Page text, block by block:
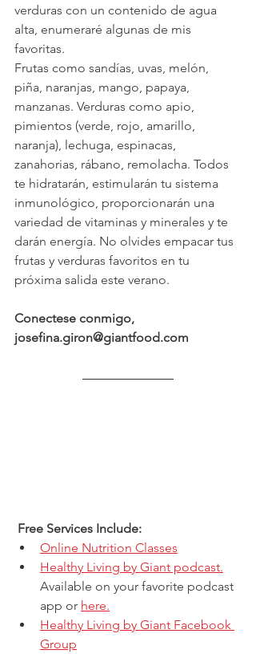
verduras con un contenido de agua
alta, enumeraré algunas de mis
favoritas.
Frutas como sandías, uvas, melón,
piña, naranjas, mango, papaya,
manzanas. Verduras como apio,
pimientos (verde, rojo, amarillo,
naranja), lechuga, espinacas,
zanahorias, rábano, remolacha. Todos
te hidratarán, estimularán tu sistema
inmunológico, proporcionarán una
variedad de vitaminas y minerales y te
darán energía. No olvides empacar tus
frutas y verduras favoritos en tu
próxima salida este verano.
Conectese conmigo,
josefina.giron@giantfood.com
Free Services Include:
Online Nutrition Classes
Healthy Living by Giant podcast.
Available on your favorite podcast
app or here.
Healthy Living by Giant Facebook
Group